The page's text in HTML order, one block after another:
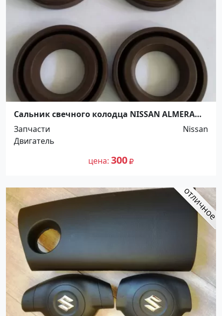
Сальник свечного колодца NISSAN ALMERA
N16E 1327653Y00 Краснодар
Запчасти
Nissan
Двигатель
цена 300